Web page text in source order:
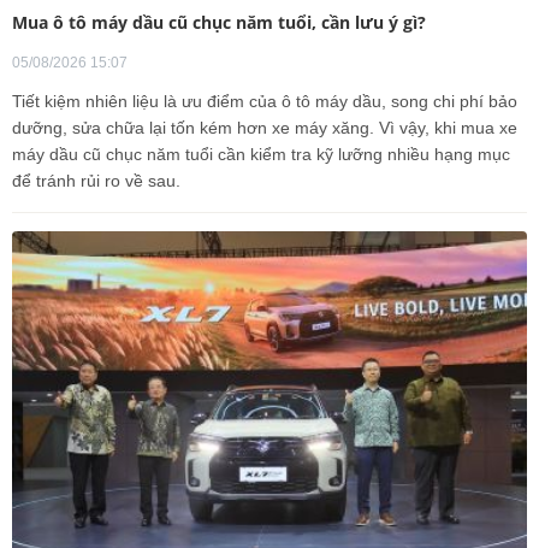
Mua ô tô máy dầu cũ chục năm tuổi, cần lưu ý gì?
05/08/2026 15:07
Tiết kiệm nhiên liệu là ưu điểm của ô tô máy dầu, song chi phí bảo
dưỡng, sửa chữa lại tốn kém hơn xe máy xăng. Vì vậy, khi mua xe
máy dầu cũ chục năm tuổi cần kiểm tra kỹ lưỡng nhiều hạng mục
để tránh rủi ro về sau.